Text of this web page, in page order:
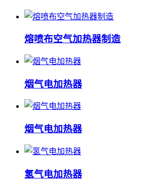
熔喷布空气加热器制造
烟气电加热器
烟气电加热器
氢气电加热器